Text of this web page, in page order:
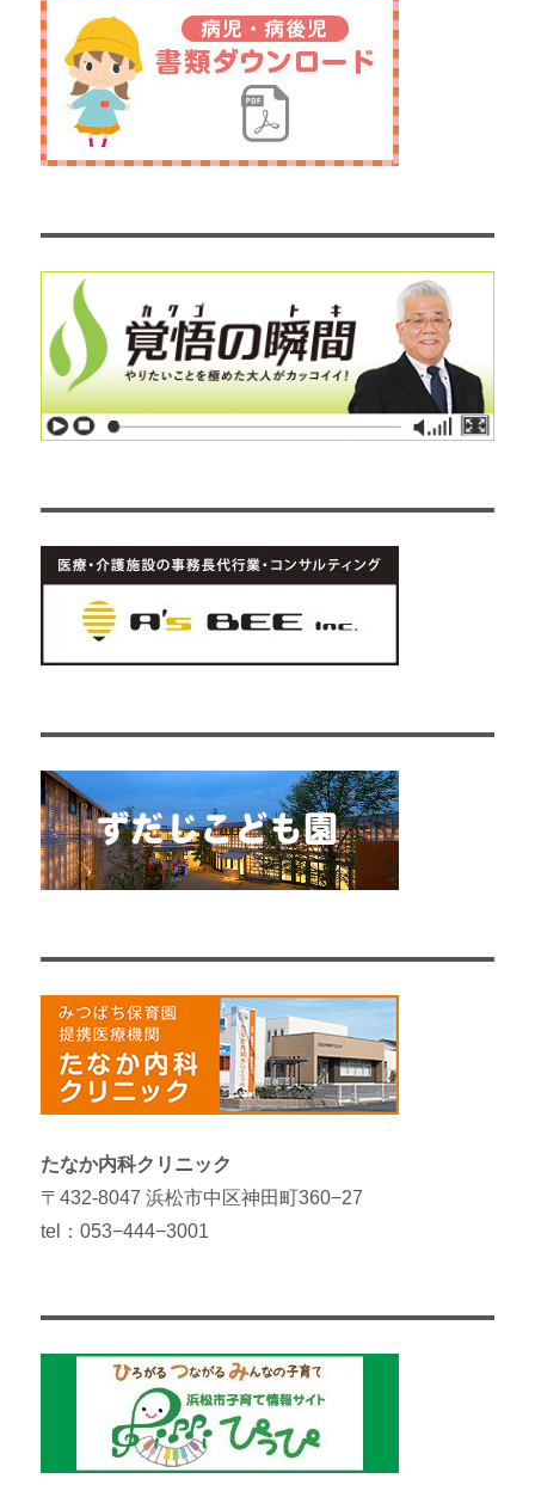
たなか内科クリニック
〒432-8047 浜松市中区神田町360−27
tel：053−444−3001